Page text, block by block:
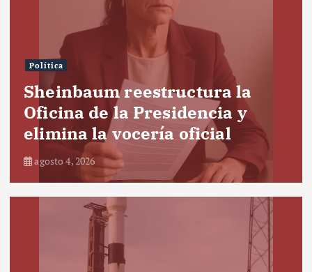
Política
Sheinbaum reestructura la
Oficina de la Presidencia y
elimina la vocería oficial
agosto 4, 2026